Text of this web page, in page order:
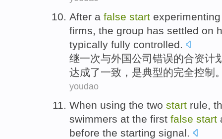
After a false start
firms, the group has settled on
typically fully controlled.
继一次与外国公司 错误的合资计
达成了一致， 是典型的完全控制
youdao
When using the two start rule,
swimmers at the first false start
before the starting signal.